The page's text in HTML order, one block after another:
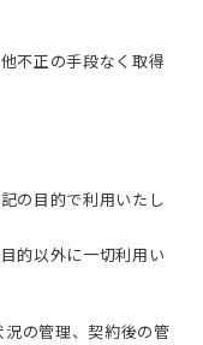
不正の手段なく取得
の目的で利用いたし
的以外に一切利用い
の管理、契約後の管